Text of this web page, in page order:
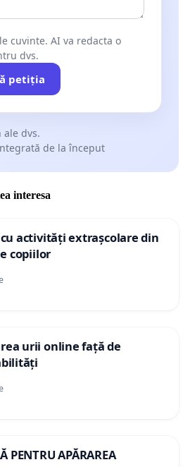
cuvinte. AI va redacta o
dvs.
petiția
ale dvs.
de la început
interesa
activități extrașcolare din
copiilor
urii online față de
PENTRU APĂRAREA